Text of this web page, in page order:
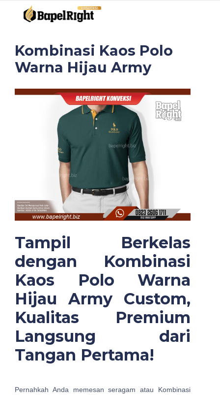
Kombinasi Kaos Polo
Warna Hijau Army
Tampil Berkelas
dengan Kombinasi
Kaos Polo Warna
Hijau Army Custom,
Kualitas Premium
Langsung dari
Tangan Pertama!
Pernahkah Anda memesan seragam atau Kombinasi